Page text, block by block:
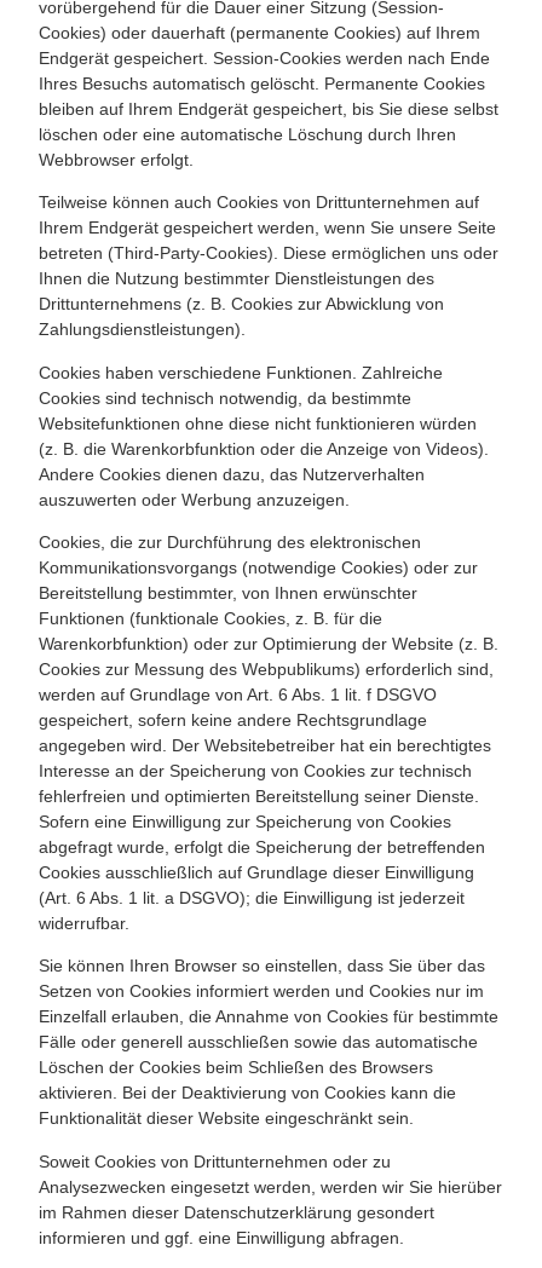
vorübergehend für die Dauer einer Sitzung (Session-
Cookies) oder dauerhaft (permanente Cookies) auf Ihrem
Endgerät gespeichert. Session-Cookies werden nach Ende
Ihres Besuchs automatisch gelöscht. Permanente Cookies
bleiben auf Ihrem Endgerät gespeichert, bis Sie diese selbst
löschen oder eine automatische Löschung durch Ihren
Webbrowser erfolgt.
Teilweise können auch Cookies von Drittunternehmen auf
Ihrem Endgerät gespeichert werden, wenn Sie unsere Seite
betreten (Third-Party-Cookies). Diese ermöglichen uns oder
Ihnen die Nutzung bestimmter Dienstleistungen des
Drittunternehmens (z. B. Cookies zur Abwicklung von
Zahlungsdienstleistungen).
Cookies haben verschiedene Funktionen. Zahlreiche
Cookies sind technisch notwendig, da bestimmte
Websitefunktionen ohne diese nicht funktionieren würden
(z. B. die Warenkorbfunktion oder die Anzeige von Videos).
Andere Cookies dienen dazu, das Nutzerverhalten
auszuwerten oder Werbung anzuzeigen.
Cookies, die zur Durchführung des elektronischen
Kommunikationsvorgangs (notwendige Cookies) oder zur
Bereitstellung bestimmter, von Ihnen erwünschter
Funktionen (funktionale Cookies, z. B. für die
Warenkorbfunktion) oder zur Optimierung der Website (z. B.
Cookies zur Messung des Webpublikums) erforderlich sind,
werden auf Grundlage von Art. 6 Abs. 1 lit. f DSGVO
gespeichert, sofern keine andere Rechtsgrundlage
angegeben wird. Der Websitebetreiber hat ein berechtigtes
Interesse an der Speicherung von Cookies zur technisch
fehlerfreien und optimierten Bereitstellung seiner Dienste.
Sofern eine Einwilligung zur Speicherung von Cookies
abgefragt wurde, erfolgt die Speicherung der betreffenden
Cookies ausschließlich auf Grundlage dieser Einwilligung
(Art. 6 Abs. 1 lit. a DSGVO); die Einwilligung ist jederzeit
widerrufbar.
Sie können Ihren Browser so einstellen, dass Sie über das
Setzen von Cookies informiert werden und Cookies nur im
Einzelfall erlauben, die Annahme von Cookies für bestimmte
Fälle oder generell ausschließen sowie das automatische
Löschen der Cookies beim Schließen des Browsers
aktivieren. Bei der Deaktivierung von Cookies kann die
Funktionalität dieser Website eingeschränkt sein.
Soweit Cookies von Drittunternehmen oder zu
Analysezwecken eingesetzt werden, werden wir Sie hierüber
im Rahmen dieser Datenschutzerklärung gesondert
informieren und ggf. eine Einwilligung abfragen.